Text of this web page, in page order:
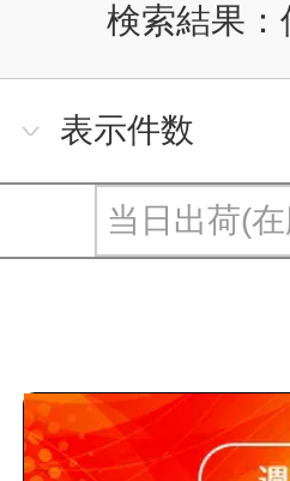
検索結果：
表示件数
当日出荷(